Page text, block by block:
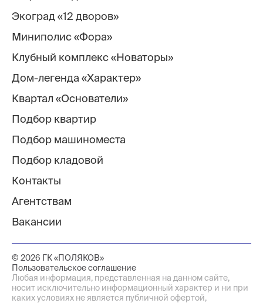
Экоград «12 дворов»
Миниполис «Фора»
Клубный комплекс «Новаторы»
Дом-легенда «Характер»
Квартал «Основатели»
Подбор квартир
Подбор машиноместа
Подбор кладовой
Контакты
Агентствам
Вакансии
© 2026 ГК «ПОЛЯКОВ»
Пользовательское соглашение
Любая информация, представленная на данном сайте,
носит исключительно информационный характер и ни при
каких условиях не является публичной офертой,